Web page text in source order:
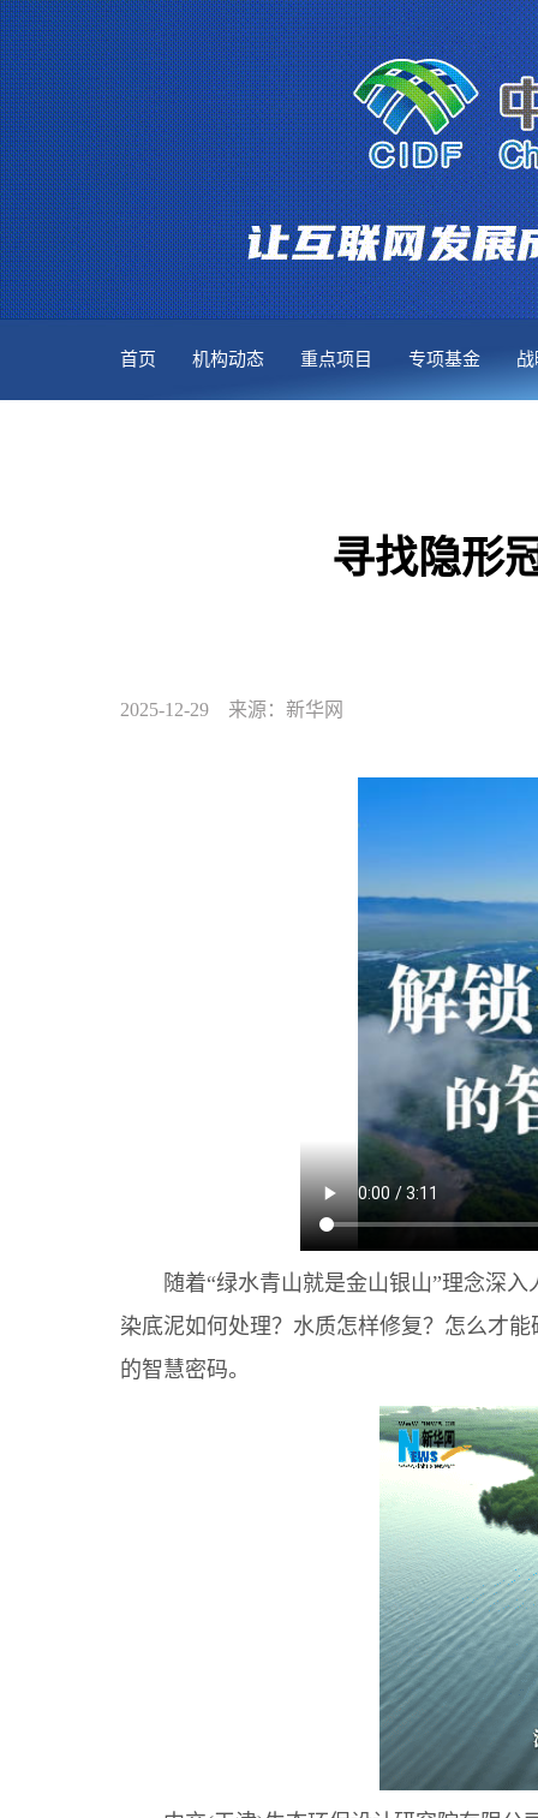
首页 机构动态 重点项目 专项基金
寻找隐形
2025-12-29 来源：新华网
随着“绿水青山就是金山银山”理念深入
染底泥如何处理？水质怎样修复？怎么才
的智慧密码。